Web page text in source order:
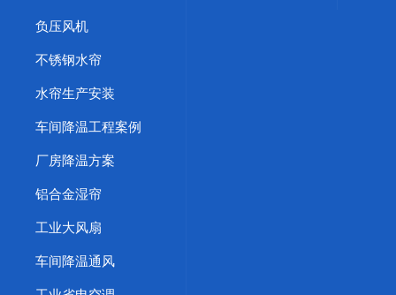
负压风机
不锈钢水帘
水帘生产安装
车间降温工程案例
厂房降温方案
铝合金湿帘
工业大风扇
车间降温通风